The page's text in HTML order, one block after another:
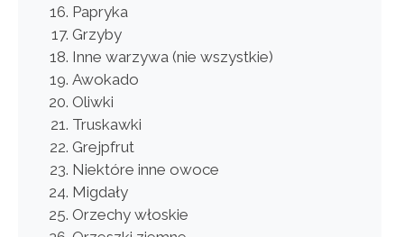
Papryka
Grzyby
Inne warzywa (nie wszystkie)
Awokado
Oliwki
Truskawki
Grejpfrut
Niektóre inne owoce
Migdały
Orzechy włoskie